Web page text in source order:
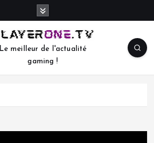
Le meilleur de l'actualité
gaming !